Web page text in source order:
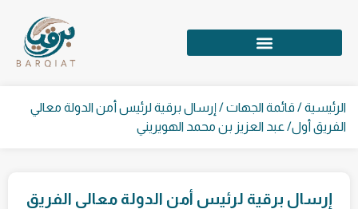
الرئيسية/ قائمة الجهات/ إرسال برقية لرئيس أمن الدولة معالي
الفريق أول/ عبد العزيز بن محمد الهويريني
إرسال برقية لرئيس أمن الدولة معالي الفريق